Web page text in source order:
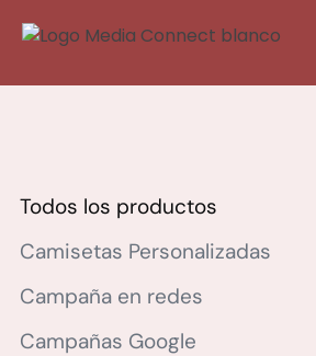
Camisetas Personalizadas
Campaña en redes
Campañas Google
Todos los productos